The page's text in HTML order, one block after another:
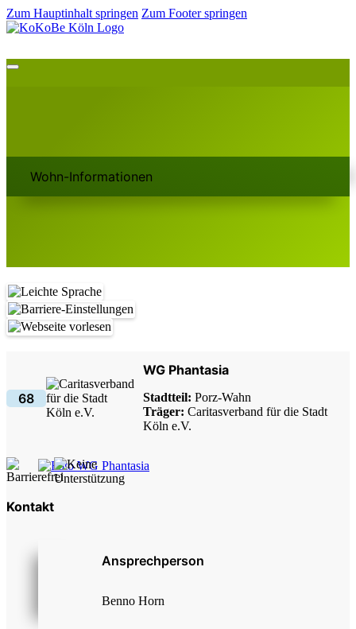
Zum Hauptinhalt springen Zum Footer springen
Wohn-Informationen
68
WG Phantasia
Stadtteil: Porz-Wahn
Träger: Caritasverband für die Stadt
Köln e.V.
Kontakt
Ansprechperson
Benno Horn